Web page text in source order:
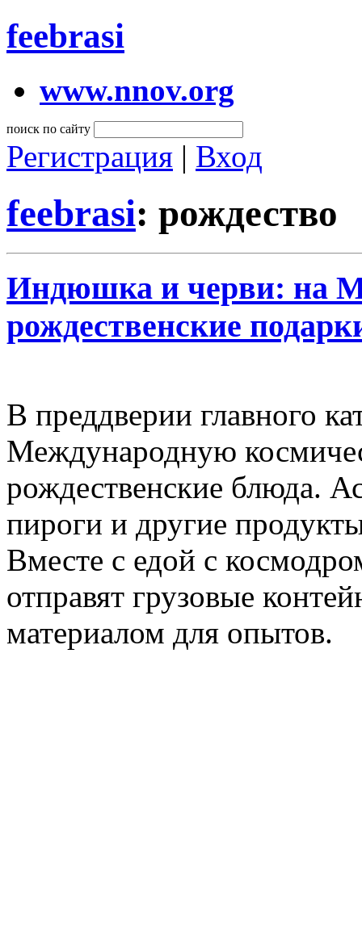
feebrasi
www.nnov.org
поиск по сайту
Регистрация | Вход
feebrasi: рождество
Индюшка и черви: на
рождественские
В преддверии главного
Международную
рождественские блюда.
пироги и другие
Вместе с едой с
отправят грузовые
материалом для опытов.